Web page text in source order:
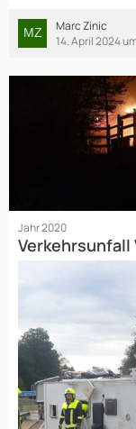
Marc Zinic
14. April 2024
Jahr 2020
Verkehrsunfall